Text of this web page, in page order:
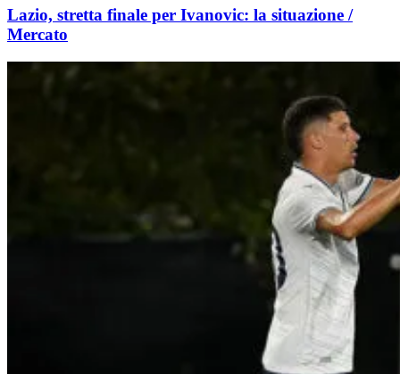
Lazio, stretta finale per Ivanovic: la situazione /
Mercato